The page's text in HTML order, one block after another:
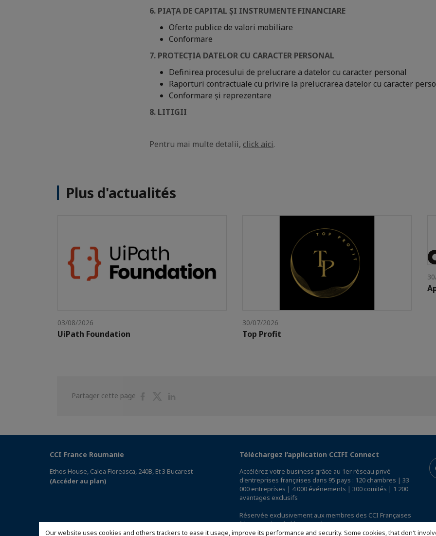
Our website uses cookies and others trackers to ease it usage, improve its performance and security. Some cookies, that don't
6. PIAȚA DE CAPITAL ȘI INSTRUMENTE FINANCIARE
Oferte publice de valori mobiliare
Conformare
7. PROTECȚIA DATELOR CU CARACTER PERSONAL
Definirea procesului de prelucrare a datelor cu caracter personal
Raporturi contractuale cu privire la prelucrarea datelor cu caracter
Conformare și reprezentare
8. LITIGII
Pentru mai multe detalii, click aici.
Plus d'actualités
03/08/2026
UiPath Foundation
30/07/2026
Top Profit
Partager cette page
PartagerPartager
CCI France Roumanie
Ethos House, Calea Floreasca, 240B, Et 3 Bucarest
(Accéder au plan)
Téléchargez l’application CCIFI Connect
Accélérez votre business grâce au 1er réseau privé
d'entreprises françaises dans 95 pays : 120 chambres | 33
000 entreprises | 4 000 événements | 300 comités | 1 200
avantages exclusifs
Réservée exclusivement aux membres des CCI Françaises
à l'International,découvrez l'app CCIFI Connect.